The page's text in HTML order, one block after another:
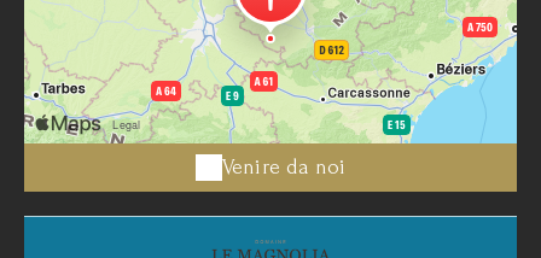
Venire da noi